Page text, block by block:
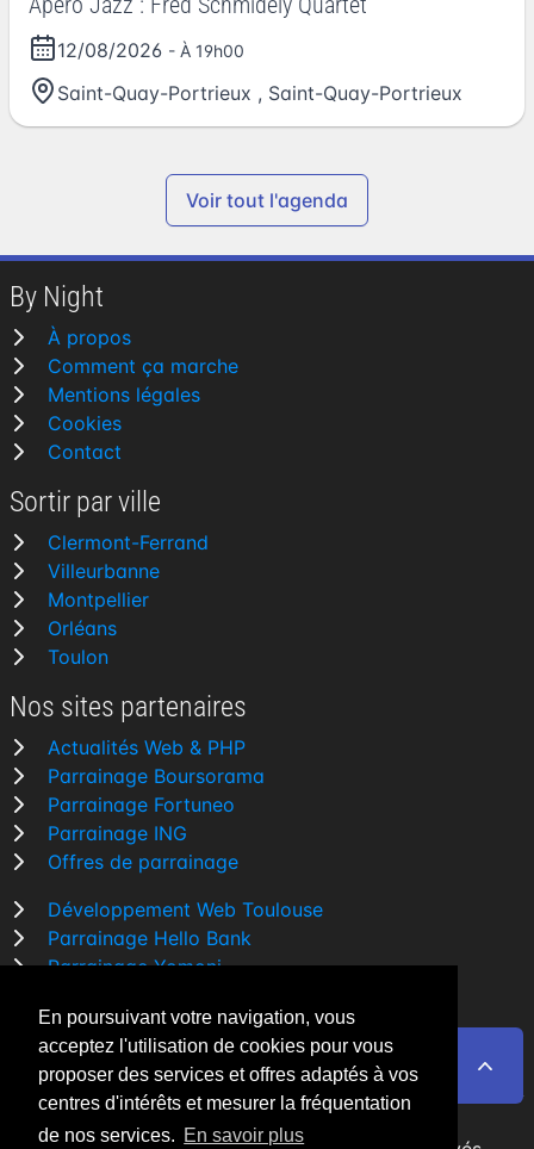
En poursuivant votre navigation, vous
acceptez l'utilisation de cookies pour vous
proposer des services et offres adaptés à vos
centres d'intérêts et mesurer la fréquentation
de nos services. En savoir plus
12/08/2026 - À 19h00
Saint-Quay-Portrieux , Saint-Quay-Portrieux
Voir tout l'agenda
By Night
À propos
Comment ça marche
Mentions légales
Cookies
Contact
Sortir par ville
Clermont-Ferrand
Villeurbanne
Montpellier
Orléans
Toulon
Nos sites partenaires
Actualités Web & PHP
Parrainage Boursorama
Parrainage Fortuneo
Parrainage ING
Offres de parrainage
Développement Web Toulouse
Parrainage Hello Bank
Parrainage Yomoni
Comparatif banque